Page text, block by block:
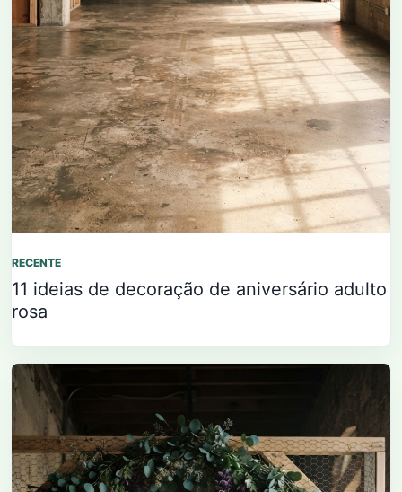
RECENTE
11 ideias de decoração de aniversário adulto
rosa